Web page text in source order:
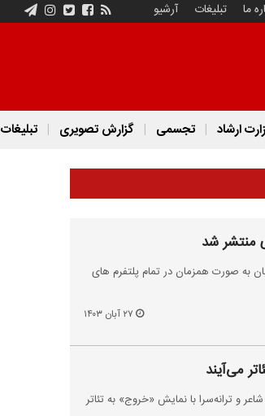
ما تبلیغات آرشیو
ارشاد تجسمی گزارش تصویری تبلیغات
منتشر شد
آلبوم رسمی احسان خواجه امیری از روز یکشنبه ۲۷ آبان به صورت همزمان در تمام پلتفرم های
می‌آیند
و ترانه‌سرا با نمایش «خروج» به تئاتر